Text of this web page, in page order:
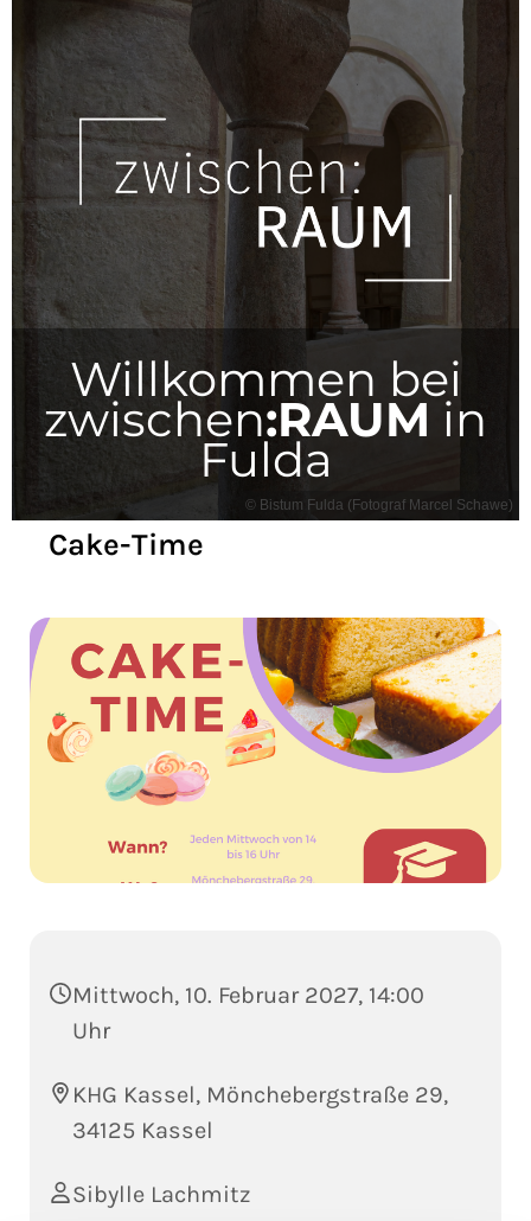
Willkommen bei
zwischen:RAUM in
Fulda
© Bistum Fulda (Fotograf Marcel Schawe)
Cake-Time
Mittwoch, 10. Februar 2027, 14:00
Uhr
KHG Kassel, Mönchebergstraße 29,
34125 Kassel
Sibylle Lachmitz